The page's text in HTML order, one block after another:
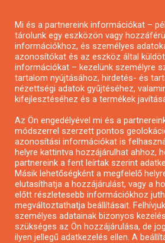
Pályázatírás civil szervezeteknek
Pályázatírás önkormányzatoknak
Pályázatfigyelés
Specifikus pályázatfigyelés vagy
Pályázatok magánszemélyeknek
Pályázatok civil szervezeteknek
Pályázatok vállalkozásoknak
Önkormányzati pályázatok
Mezőgazdasági pályázatok
Falusi turizmus pályázatok
Mi és a partnereink információkat –
tárolunk egy eszközön vagy
információkhoz, és személyes
azonosítókat és az eszköz által
információkat – kezelünk személyre
tartalom nyújtásához, hirdetés- és
nézettségi adatok gyűjtéséhez,
kifejlesztéséhez és a termékek
Az Ön engedélyével mi és a
módszerrel szerzett pontos
azonosítási információkat is
helyre kattintva hozzájárulhat ahhoz,
partnereink a fent leírtak szerint
Másik lehetőségként a megfelelő
elutasíthatja a hozzájárulást, vagy a
előtt részletesebb információkhoz
megváltoztathatja beállításait.
személyes adatainak bizonyos
szükséges az Ön hozzájárulása, de
ilyen jellegű adatkezelés ellen. A